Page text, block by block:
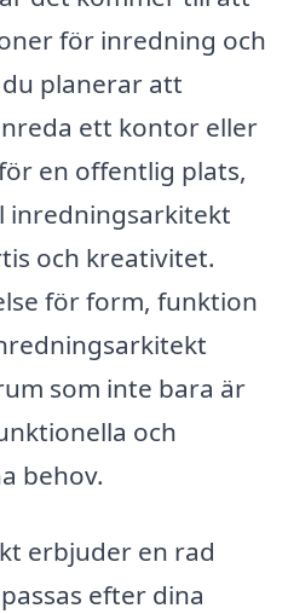
för inredning och
planerar att
ett kontor eller
en offentlig plats,
inredningsarkitekt
och kreativitet.
för form, funktion
som inte bara är
och
behov.
erbjuder en rad
efter dina